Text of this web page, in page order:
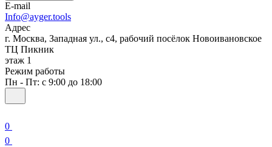
E-mail
Info@ayger.tools
Адрес
г. Москва, Западная ул., с4, рабочий посёлок Новоивановское
ТЦ Пикник
этаж 1
Режим работы
Пн - Пт: с 9:00 до 18:00
0
0